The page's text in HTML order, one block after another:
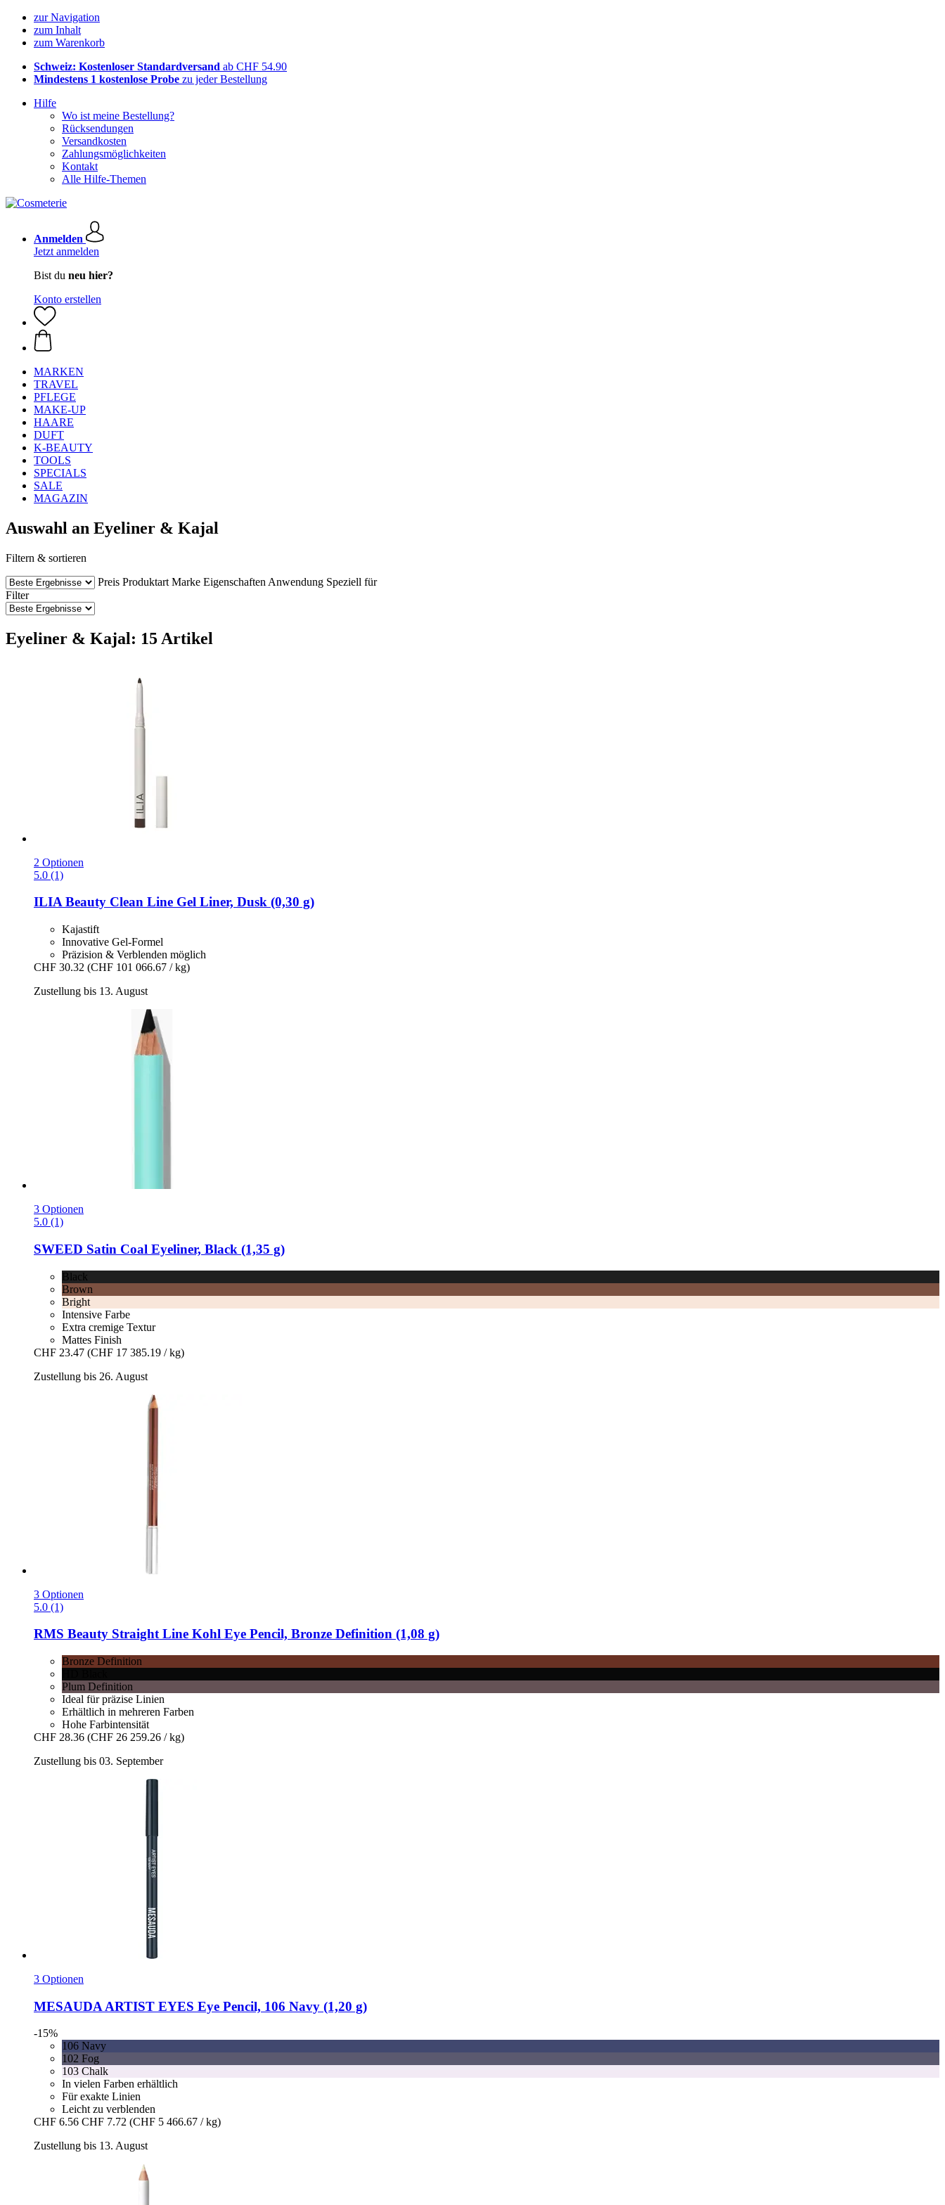
zur Navigation
zum Inhalt
zum Warenkorb
Schweiz: Kostenloser Standardversand ab CHF 54.90
Mindestens 1 kostenlose Probe zu jeder Bestellung
Hilfe
Wo ist meine Bestellung?
Rücksendungen
Versandkosten
Zahlungsmöglichkeiten
Kontakt
Alle Hilfe-Themen
Anmelden
Jetzt anmelden
Bist du neu hier?
Konto erstellen
MARKEN
TRAVEL
PFLEGE
MAKE-UP
HAARE
DUFT
K-BEAUTY
TOOLS
SPECIALS
SALE
MAGAZIN
Auswahl an Eyeliner & Kajal
Filtern & sortieren
Preis Produktart Marke Eigenschaften Anwendung Speziell für
Filter
Eyeliner & Kajal: 15 Artikel
2 Optionen
5.0 (1)
ILIA Beauty Clean Line Gel Liner, Dusk (0,30 g)
Kajastift
Innovative Gel-Formel
Präzision & Verblenden möglich
CHF 30.32 (CHF 101 066.67 / kg)
Zustellung bis 13. August
3 Optionen
5.0 (1)
SWEED Satin Coal Eyeliner, Black (1,35 g)
Black
Brown
Bright
Intensive Farbe
Extra cremige Textur
Mattes Finish
CHF 23.47 (CHF 17 385.19 / kg)
Zustellung bis 26. August
3 Optionen
5.0 (1)
RMS Beauty Straight Line Kohl Eye Pencil, Bronze Definition (1,08 g)
Bronze Definition
Plum Definition
Ideal für präzise Linien
Erhältlich in mehreren Farben
Hohe Farbintensität
CHF 28.36 (CHF 26 259.26 / kg)
Zustellung bis 03. September
3 Optionen
MESAUDA ARTIST EYES Eye Pencil, 106 Navy (1,20 g)
-15%
106 Navy
102 Fog
103 Chalk
In vielen Farben erhältlich
Für exakte Linien
Leicht zu verblenden
CHF 6.56 CHF 7.72 (CHF 5 466.67 / kg)
Zustellung bis 13. August